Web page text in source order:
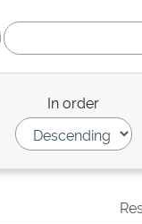
In order